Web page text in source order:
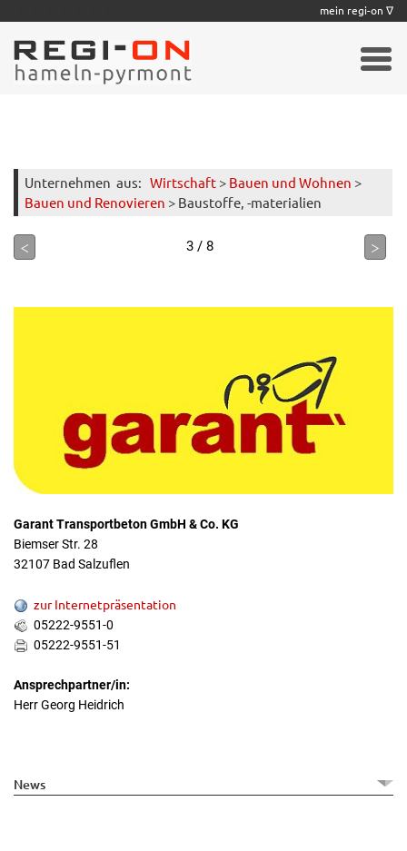
Unternehmen aus: Wirtschaft > Bauen und Wohnen >
Bauen und Renovieren > Baustoffe, -materialien
< 3 / 8 >
Garant Transportbeton GmbH & Co. KG
Biemser Str. 28
32107 Bad Salzuflen
zur Internetpräsentation
05222-9551-0
05222-9551-51
Ansprechpartner/in:
Herr Georg Heidrich
News
mein regi-on ∇